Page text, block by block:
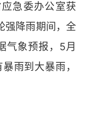
急委办公室获
强降雨期间，全
气象预报，5月
雨到大暴雨，